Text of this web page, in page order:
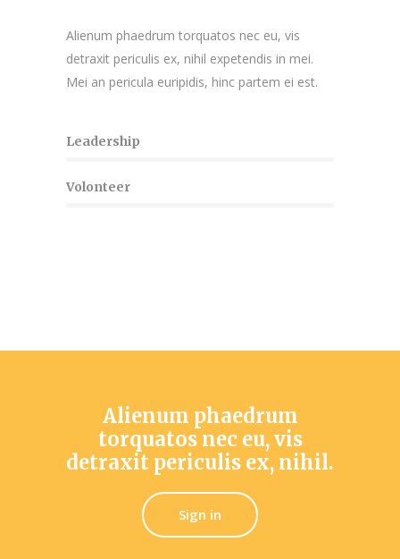
Alienum phaedrum torquatos nec eu, vis
detraxit periculis ex, nihil expetendis in mei.
Mei an pericula euripidis, hinc partem ei est.
Leadership
Volonteer
Alienum phaedrum
torquatos nec eu, vis
detraxit periculis ex, nihil.
Sign in